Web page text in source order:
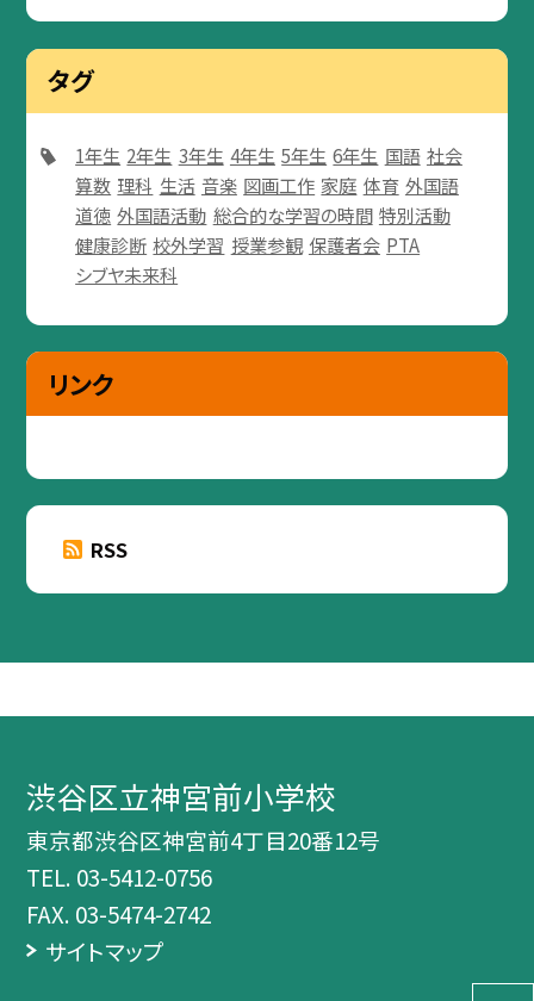
タグ
1年生 2年生 3年生 4年生 5年生 6年生 国語 社会
算数 理科 生活 音楽 図画工作 家庭 体育 外国語
道徳 外国語活動 総合的な学習の時間 特別活動
健康診断 校外学習 授業参観 保護者会 PTA
シブヤ未来科
リンク
RSS
渋谷区立神宮前小学校
東京都渋谷区神宮前4丁目20番12号
TEL. 03-5412-0756
FAX. 03-5474-2742
サイトマップ